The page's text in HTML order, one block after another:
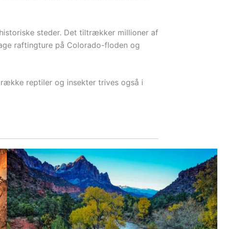
steder. Det tiltrækker millioner af
raftingture på Colorado-floden og
reptiler og insekter trives også i